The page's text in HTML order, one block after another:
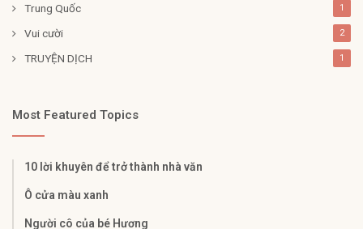
Trung Quốc 1
Vui cười 2
TRUYỆN DỊCH 1
Most Featured Topics
10 lời khuyên để trở thành nhà văn
Ô cửa màu xanh
Người cô của bé Hương